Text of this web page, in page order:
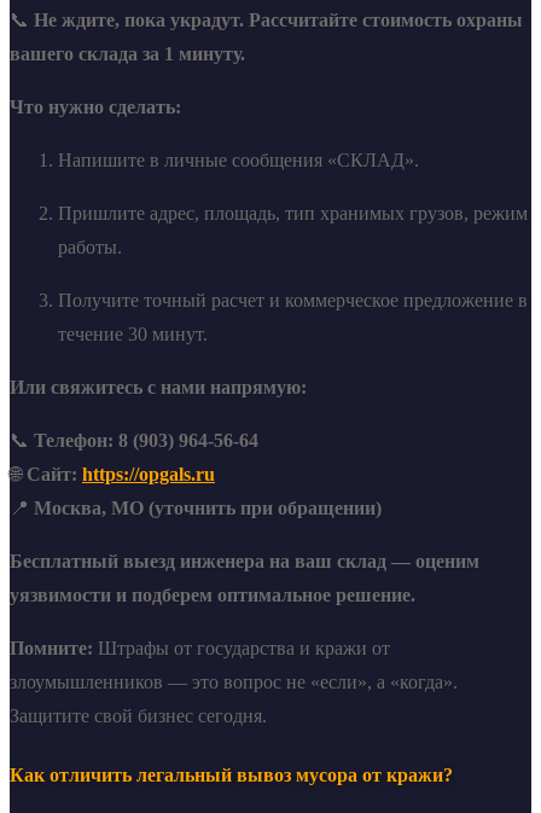
📞 Не ждите, пока украдут. Рассчитайте стоимость охраны
вашего склада за 1 минуту.
Что нужно сделать:
Напишите в личные сообщения «СКЛАД».
Пришлите адрес, площадь, тип хранимых грузов, режим
работы.
Получите точный расчет и коммерческое предложение в
течение 30 минут.
Или свяжитесь с нами напрямую:
📞 Телефон: 8 (903) 964-56-64
🌐 Сайт: https://opgals.ru
📍 Москва, МО (уточнить при обращении)
Бесплатный выезд инженера на ваш склад — оценим
уязвимости и подберем оптимальное решение.
Помните: Штрафы от государства и кражи от
злоумышленников — это вопрос не «если», а «когда».
Защитите свой бизнес сегодня.
Как отличить легальный вывоз мусора от кражи?